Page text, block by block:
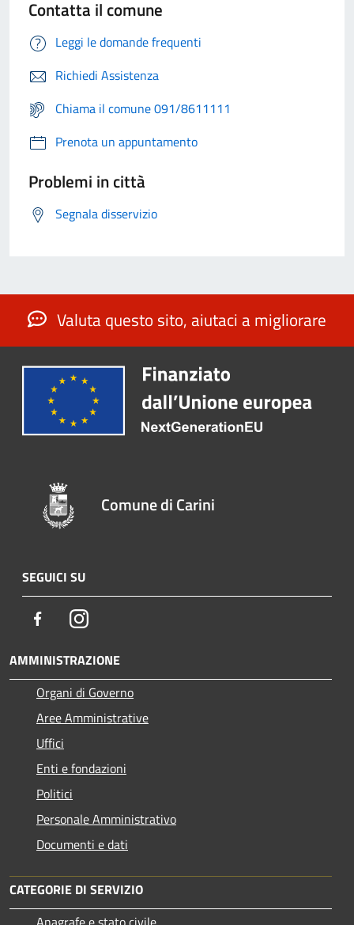
Contatta il comune
Leggi le domande frequenti
Richiedi Assistenza
Chiama il comune 091/8611111
Prenota un appuntamento
Problemi in città
Segnala disservizio
Valuta questo sito, aiutaci a migliorare
Comune di Carini
SEGUICI SU
FacebookInstagram
AMMINISTRAZIONE
Organi di Governo
Aree Amministrative
Uffici
Enti e fondazioni
Politici
Personale Amministrativo
Documenti e dati
CATEGORIE DI SERVIZIO